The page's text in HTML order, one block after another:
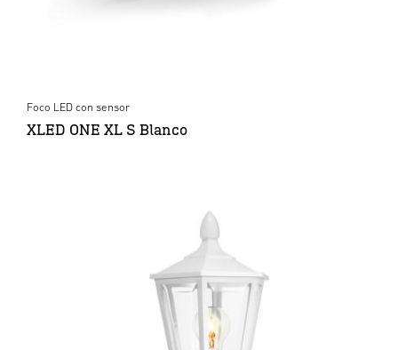
Foco LED con sensor
XLED ONE XL S Blanco